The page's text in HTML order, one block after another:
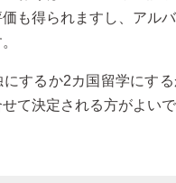
価も得られますし、アル
にするか2カ国留学にす
て決定される方がよいで